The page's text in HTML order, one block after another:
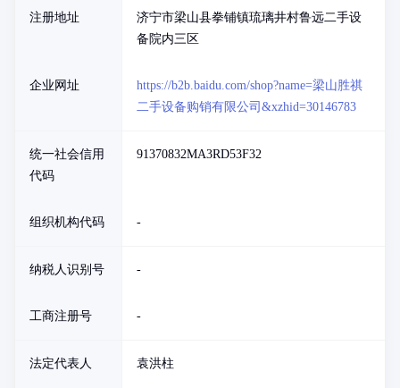
注册地址
济宁市梁山县拳铺镇琉璃井村鲁远二手设
备院内三区
企业网址
https://b2b.baidu.com/shop?name=梁山胜祺
二手设备购销有限公司&xzhid=30146783
统一社会信用
代码
91370832MA3RD53F32
组织机构代码 -
纳税人识别号 -
工商注册号 -
法定代表人 袁洪柱